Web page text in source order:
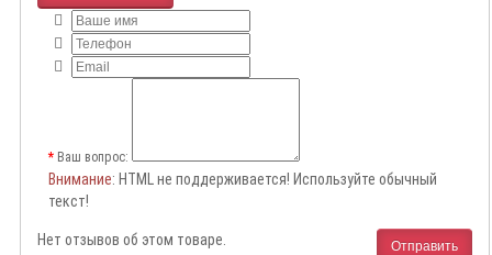
Ваш вопрос:
Внимание: HTML не поддерживается! Используйте обычный
текст!
Отправить
Нет отзывов об этом товаре.